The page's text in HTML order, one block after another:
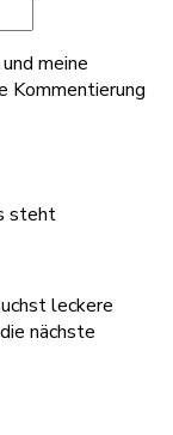
meine
Kommentierung
leckere
nächste